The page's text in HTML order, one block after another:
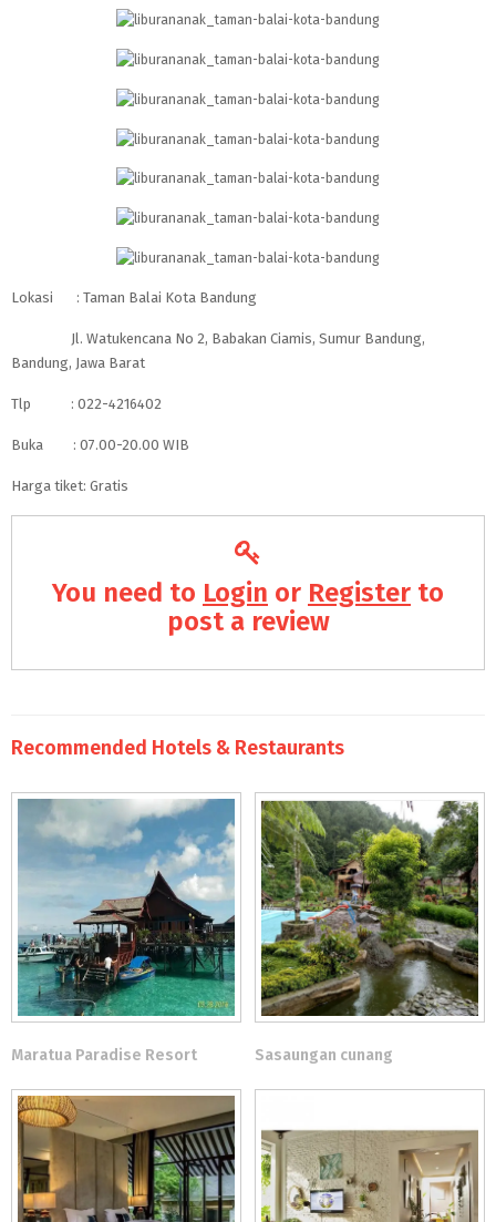
Lokasi : Taman Balai Kota Bandung
Jl. Watukencana No 2, Babakan Ciamis, Sumur Bandung,
Bandung, Jawa Barat
Tlp : 022-4216402
Buka : 07.00-20.00 WIB
Harga tiket: Gratis
You need to Login or Register to
post a review
Recommended Hotels & Restaurants
Maratua Paradise Resort Sasaungan cunang